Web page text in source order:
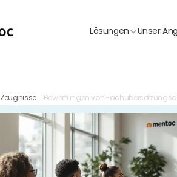
Lösungen Unser
Zeugnisse Bewertungen von